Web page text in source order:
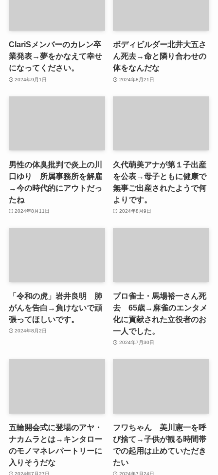
ClariSメンバーのカレン卒
業発表→夢をかなえて幸せ
になってください。
2024年9月1日
ボディビルダー北井大五さ
ん死去→命と隣り合わせの
体をなんだな
2024年8月21日
男性の体臭批判で炎上の川
口ゆり 所属事務所を解雇
→今の時代的にアウトだっ
たね
2024年8月11日
久代萌美アナが第１子出産
を公表→母子ともに健康で
無事ご出産されたようで何
よりです。
2024年8月9日
「令和の虎」岩井良明 肺
がんを告白→負けないで頑
張ってほしいです。
2024年8月2日
プロ雀士・馬場裕一さん死
去 65歳→麻雀のエンタメ
化に貢献された立役者のお
一人でした。
2024年7月30日
五輪開会式に登場のアヤ・
ナカムラとは→キンタロー
のモノマネレパートリーに
入りそうだな
フワちゃん 美川憲一を呼
び捨て→子供が観る時間帯
での起用は止めていただき
たい